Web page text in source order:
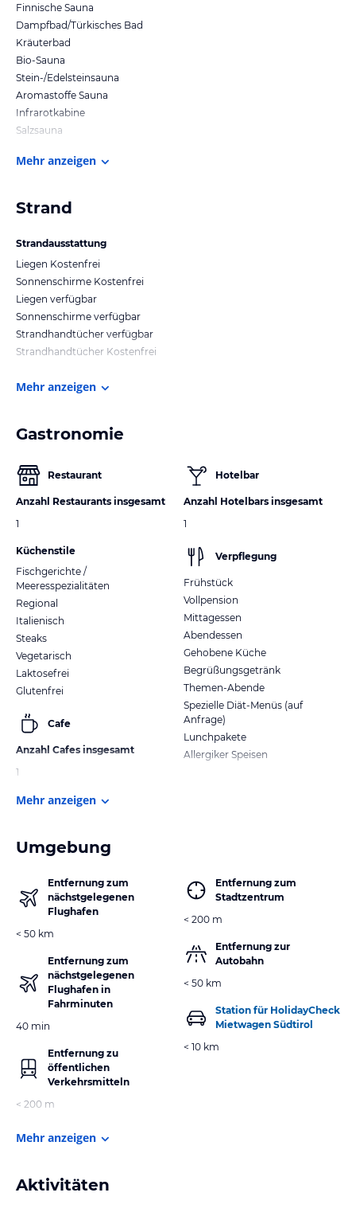
Finnische Sauna
Dampfbad/Türkisches Bad
Kräuterbad
Bio-Sauna
Stein-/Edelsteinsauna
Aromastoffe Sauna
Infrarotkabine
Salzsauna
Mehr anzeigen
Strand
Strandausstattung
Liegen Kostenfrei
Sonnenschirme Kostenfrei
Liegen verfügbar
Sonnenschirme verfügbar
Strandhandtücher verfügbar
Strandhandtücher Kostenfrei
Mehr anzeigen
Gastronomie
Restaurant
Anzahl Restaurants insgesamt
1
Küchenstile
Fischgerichte /
Meeresspezialitäten
Regional
Italienisch
Steaks
Vegetarisch
Laktosefrei
Glutenfrei
Cafe
Anzahl Cafes insgesamt
1
Hotelbar
Anzahl Hotelbars insgesamt
1
Verpflegung
Frühstück
Vollpension
Mittagessen
Abendessen
Gehobene Küche
Begrüßungsgetränk
Themen-Abende
Spezielle Diät-Menüs (auf
Anfrage)
Lunchpakete
Allergiker Speisen
Mehr anzeigen
Umgebung
Entfernung zum
nächstgelegenen
Flughafen
< 50 km
Entfernung zum
nächstgelegenen
Flughafen in
Fahrminuten
40 min
Entfernung zu
öffentlichen
Verkehrsmitteln
< 200 m
Entfernung zum
Stadtzentrum
< 200 m
Entfernung zur
Autobahn
< 50 km
Station für HolidayCheck
Mietwagen Südtirol
< 10 km
Mehr anzeigen
Aktivitäten